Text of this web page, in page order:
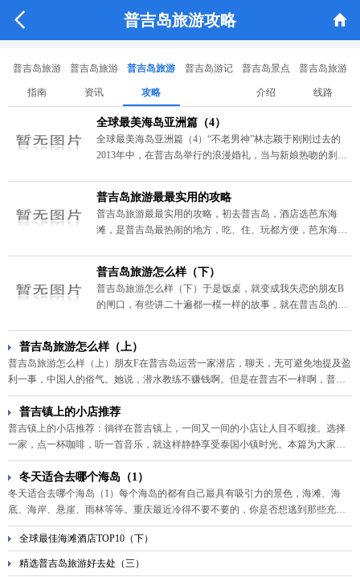
 普吉岛旅游攻略 
普吉岛旅游
指南
普吉岛旅游
资讯
普吉岛旅游
攻略
普吉岛游记 普吉岛景点
介绍
普吉岛旅游
线路
全球最美海岛亚洲篇（4）
全球最美海岛亚洲篇（4）“不老男神”林志颖于刚刚过去的
2013年中，在普吉岛举行的浪漫婚礼，当与新娘热吻的刹
爱吧，倾听白色沙滩和碧绿海水耳语出的缠绵情话！
普吉岛旅游最最实用的攻略
普吉岛旅游最最实用的攻略，初去普吉岛，酒店选芭东海
滩，是普吉岛最热闹的地方，吃、住、玩都方便，芭东海滩
普吉岛旅游怎么样（下）
普吉岛旅游怎么样（下）于是饭桌，就变成我失恋的朋友B
的闸口，有些讲二十遍都一模一样的故事，就在普吉岛的酒
京，失恋是易碎又敏感的心事，那在普吉，它就变成了洪水
猛兽------痛苦在油锅里翻滚，但我们能触摸到痛苦本身。
普吉岛旅游怎么样（上）
普吉岛旅游怎么样（上）朋友F在普吉岛运营一家潜店，聊天，无可避免地提及盈
利一事，中国人的俗气。她说，潜水教练不赚钱啊。但是在普吉不一样啊，普吉
的潜店没有驻店教练，都是freelance的，哪有活去哪，赚了一点钱，转身就花掉
了，存不下来的。因为？因为普吉岛可玩的太多了呀。
普吉镇上的小店推荐
普吉镇上的小店推荐：徜徉在普吉镇上，一间又一间的小店让人目不暇接。选择
一家，点一杯咖啡，听一首音乐，就这样静静享受泰国小镇时光。本篇为大家奉
上普吉镇上的小店推荐，总有一个会符合你的小资情调。
冬天适合去哪个海岛（1）
冬天适合去哪个海岛（1）每个海岛的都有自己最具有吸引力的景色，海滩、海
底、海岸、悬崖、雨林等等。重庆最近冷得不要不要的，你是否想逃到那些充满
阳光的海岛上去晒晒？想知道冬天适合去哪个海岛？那就跟着小编往下看。
全球最佳海滩酒店TOP10（下）
精选普吉岛旅游好去处（三）